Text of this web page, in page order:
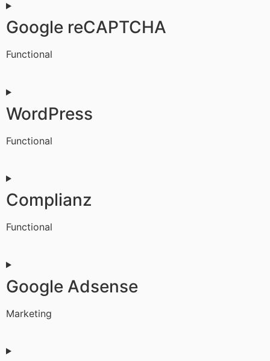
to
elementor
Google reCAPTCHA
Functional
to
google-
recaptcha
WordPress
Functional
to
wordpress
Complianz
Functional
to
complianz
Google Adsense
Marketing
to